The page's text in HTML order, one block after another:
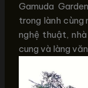
Gamuda
trong lành cùng
nghệ thuật,
cung và làng